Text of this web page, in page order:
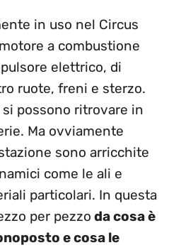
in uso nel Circus
a combustione
elettrico, di
ruote, freni e sterzo.
possono ritrovare in
Ma ovviamente
sono arricchite
come le ali e
particolari. In questa
per pezzo da cosa è
e cosa le